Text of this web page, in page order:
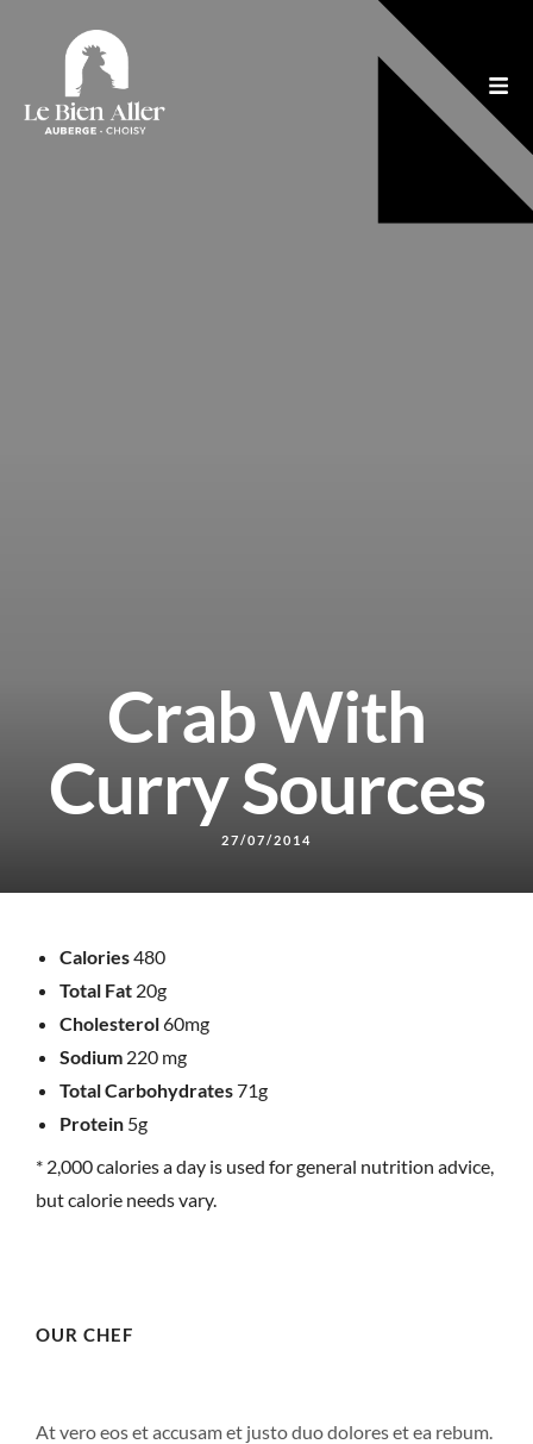
Crab With
Curry Sources
27/07/2014
Calories480
Total Fat 20g
Cholesterol60mg
Sodium 220 mg
Total Carbohydrates71g
Protein 5g
* 2,000 calories a day is used for general nutrition advice,
but calorie needs vary.
OUR CHEF
At vero eos et accusam et justo duo dolores et ea rebum.
À PROPOS